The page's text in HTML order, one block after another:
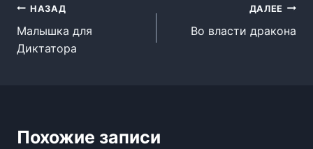
Навигация
по
НАЗАД
Малышка для
Диктатора
ДАЛЕЕ
Во власти дракона
Похожие записи